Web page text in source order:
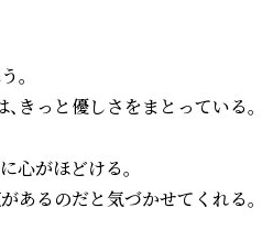
。
きっと優しさをまとっている。
心がほどける。
あるのだと気づかせてくれる。